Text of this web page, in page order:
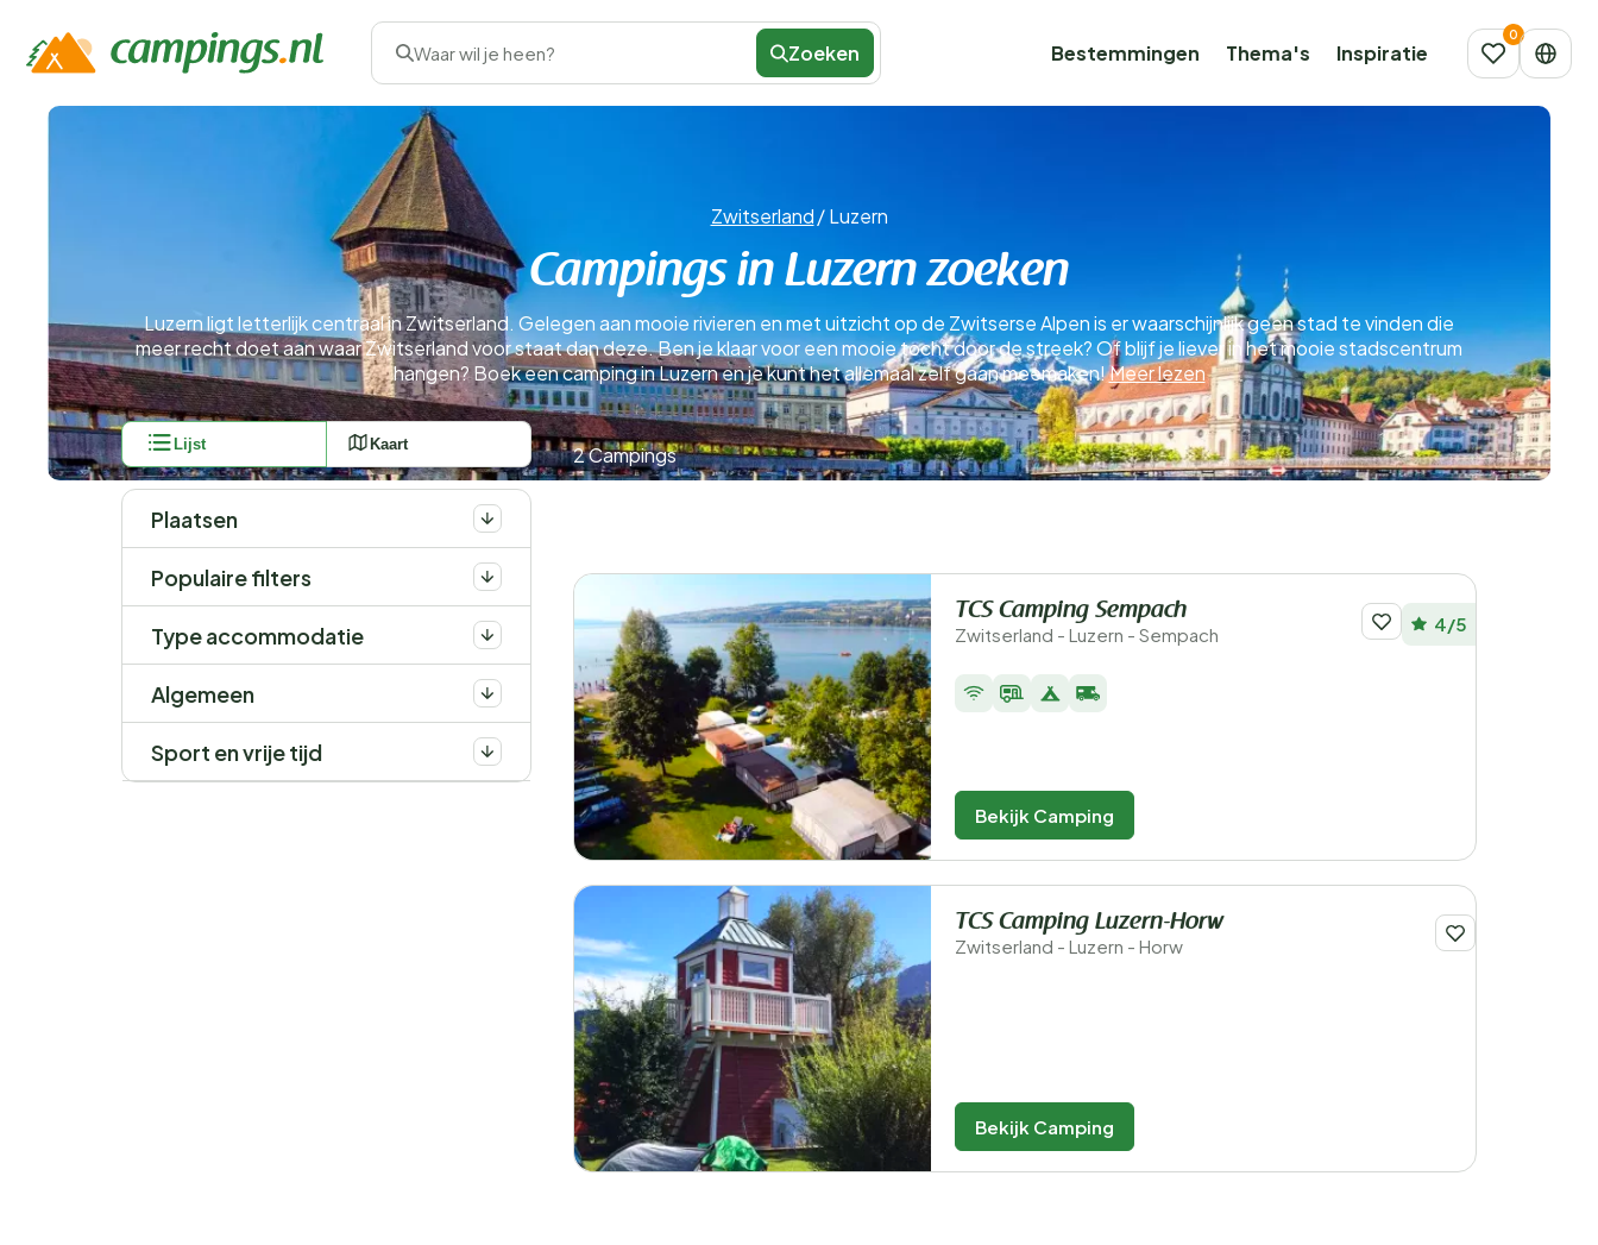
Waar wil je heen? Zoeken Bestemmingen Thema's Inspiratie
Zwitserland/Luzern
Campings in Luzern zoeken
Luzern ligt letterlijk centraal in Zwitserland. Gelegen aan mooie rivieren en met uitzicht op de Zwitserse Alpen is er waarschijnlijk geen stad te vinden die
meer recht doet aan waar Zwitserland voor staat dan deze. Ben je klaar voor een mooie tocht door de streek? Of blijf je liever in het mooie stadscentrum
hangen? Boek een camping in Luzern en je kunt het allemaal zelf gaan meemaken!Meer lezen
Lijst Kaart
Plaatsen
Populaire filters
Type accommodatie
Algemeen
Sport en vrije tijd
2 Campings
TCS Camping Sempach
Zwitserland - Luzern - Sempach 4/5
Bekijk Camping
TCS Camping Luzern-Horw
Zwitserland - Luzern - Horw
Bekijk Camping